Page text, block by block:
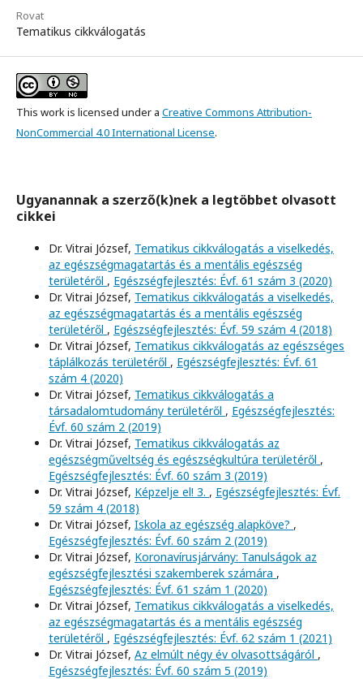
Rovat
Tematikus cikkválogatás
This work is licensed under a Creative Commons Attribution-
NonCommercial 4.0 International License.
Ugyanannak a szerző(k)nek a legtöbbet olvasott
cikkei
Dr. Vitrai József, Tematikus cikkválogatás a viselkedés,
az egészségmagatartás és a mentális egészség
területéről , Egészségfejlesztés: Évf. 61 szám 3 (2020)
Dr. Vitrai József, Tematikus cikkválogatás a viselkedés,
az egészségmagatartás és a mentális egészség
területéről , Egészségfejlesztés: Évf. 59 szám 4 (2018)
Dr. Vitrai József, Tematikus cikkválogatás az egészséges
táplálkozás területéről , Egészségfejlesztés: Évf. 61
szám 4 (2020)
Dr. Vitrai József, Tematikus cikkválogatás a
társadalomtudomány területéről , Egészségfejlesztés:
Évf. 60 szám 2 (2019)
Dr. Vitrai József, Tematikus cikkválogatás az
egészségműveltség és egészségkultúra területéről ,
Egészségfejlesztés: Évf. 60 szám 3 (2019)
Dr. Vitrai József, Képzelje el! 3. , Egészségfejlesztés: Évf.
59 szám 4 (2018)
Dr. Vitrai József, Iskola az egészség alapköve? ,
Egészségfejlesztés: Évf. 60 szám 2 (2019)
Dr. Vitrai József, Koronavírusjárvány: Tanulságok az
egészségfejlesztési szakemberek számára ,
Egészségfejlesztés: Évf. 61 szám 1 (2020)
Dr. Vitrai József, Tematikus cikkválogatás a viselkedés,
az egészségmagatartás és a mentális egészség
területéről , Egészségfejlesztés: Évf. 62 szám 1 (2021)
Dr. Vitrai József, Az elmúlt négy év olvasottságáról ,
Egészségfejlesztés: Évf. 60 szám 5 (2019)